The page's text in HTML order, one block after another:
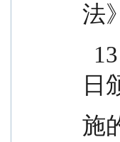
法
日
施